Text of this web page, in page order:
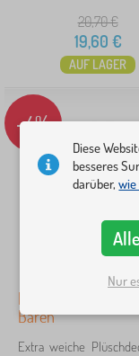
Suche innerhalb
Verfügbarkeit
Angebotsart
FILTERN
20,70€
19,60 €
AUF LAGER
-4%
Petit Collage
Bären
Extra weiche
Diese
besseres
darüber,
Nur